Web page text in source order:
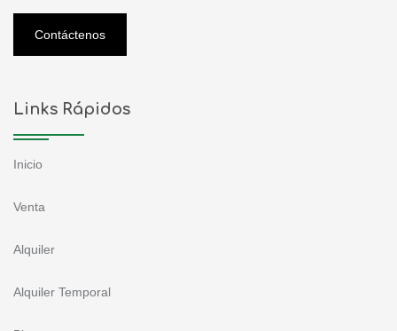
Contáctenos
Links Rápidos
Inicio
Venta
Alquiler
Alquiler Temporal